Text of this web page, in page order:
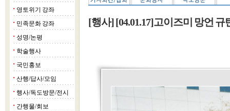
■ 영토위기 강좌
■ 민족문화 강좌
■ 성명/논평
■ 학술행사
■ 국민홍보
■ 산행/답사/모임
■ 행사/독도방문/전시
■ 간행물/회보
[행사] [04.01.17]고이즈미 망언